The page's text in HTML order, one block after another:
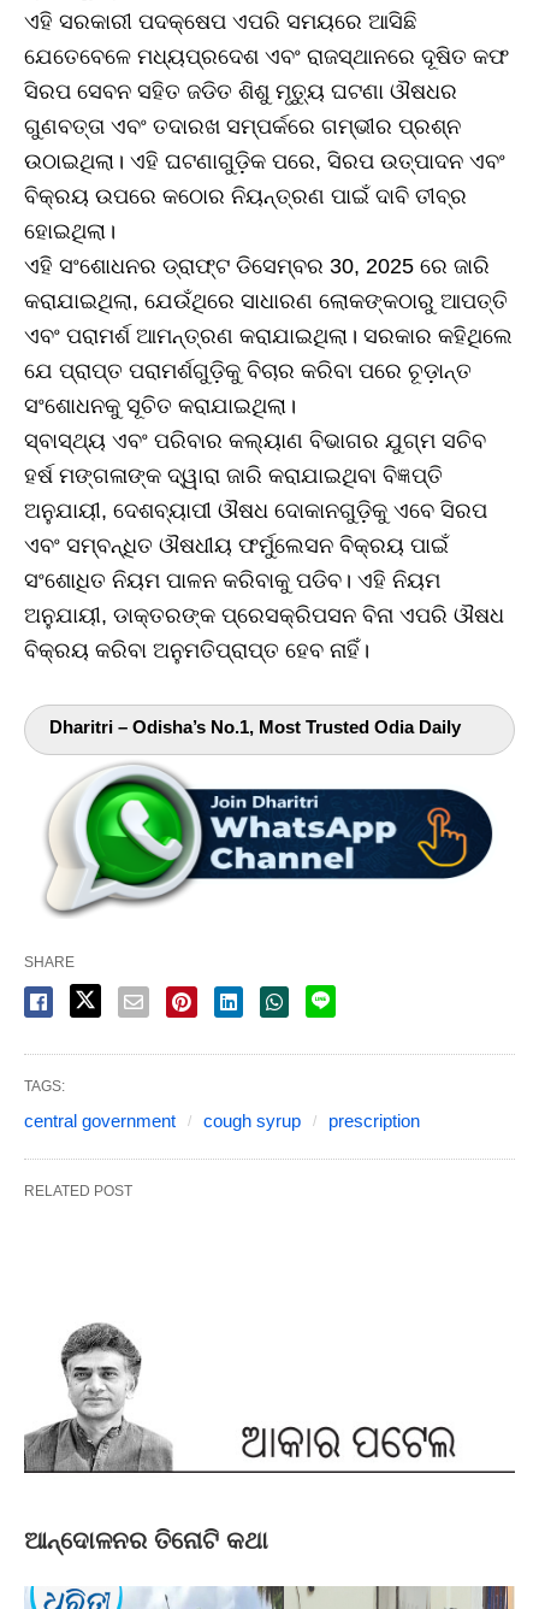
ଏହି ସରକାରୀ ପଦକ୍ଷେପ ଏପରି ସମୟରେ ଆସିଛି
ଯେତେବେଳେ ମଧ୍ୟପ୍ରଦେଶ ଏବଂ ରାଜସ୍ଥାନରେ ଦୂଷିତ କଫ
ସିରପ ସେବନ ସହିତ ଜଡିତ ଶିଶୁ ମୃତ୍ୟୁ ଘଟଣା ଔଷଧର
ଗୁଣବତ୍ତା ଏବଂ ତଦାରଖ ସମ୍ପର୍କରେ ଗମ୍ଭୀର ପ୍ରଶ୍ନ
ଉଠାଇଥିଲା। ଏହି ଘଟଣାଗୁଡ଼ିକ ପରେ, ସିରପ ଉତ୍ପାଦନ ଏବଂ
ବିକ୍ରୟ ଉପରେ କଠୋର ନିୟନ୍ତ୍ରଣ ପାଇଁ ଦାବି ତୀବ୍ର
ହୋଇଥିଲା।
ଏହି ସଂଶୋଧନର ଡ୍ରାଫ୍ଟ ଡିସେମ୍ବର 30, 2025 ରେ ଜାରି
କରାଯାଇଥିଲା, ଯେଉଁଥିରେ ସାଧାରଣ ଲୋକଙ୍କଠାରୁ ଆପତ୍ତି
ଏବଂ ପରାମର୍ଶ ଆମନ୍ତ୍ରଣ କରାଯାଇଥିଲା। ସରକାର କହିଥିଲେ
ଯେ ପ୍ରାପ୍ତ ପରାମର୍ଶଗୁଡ଼ିକୁ ବିଚାର କରିବା ପରେ ଚୂଡ଼ାନ୍ତ
ସଂଶୋଧନକୁ ସୂଚିତ କରାଯାଇଥିଲା।
ସ୍ବାସ୍ଥ୍ୟ ଏବଂ ପରିବାର କଲ୍ୟାଣ ବିଭାଗର ଯୁଗ୍ମ ସଚିବ
ହର୍ଷ ମଙ୍ଗଳାଙ୍କ ଦ୍ୱାରା ଜାରି କରାଯାଇଥିବା ବିଜ୍ଞପ୍ତି
ଅନୁଯାୟୀ, ଦେଶବ୍ୟାପୀ ଔଷଧ ଦୋକାନଗୁଡ଼ିକୁ ଏବେ ସିରପ
ଏବଂ ସମ୍ବନ୍ଧିତ ଔଷଧୀୟ ଫର୍ମୁଲେସନ ବିକ୍ରୟ ପାଇଁ
ସଂଶୋଧିତ ନିୟମ ପାଳନ କରିବାକୁ ପଡିବ। ଏହି ନିୟମ
ଅନୁଯାୟୀ, ଡାକ୍ତରଙ୍କ ପ୍ରେସକ୍ରିପସନ ବିନା ଏପରି ଔଷଧ
ବିକ୍ରୟ କରିବା ଅନୁମତିପ୍ରାପ୍ତ ହେବ ନାହିଁ।
Dharitri – Odisha’s No.1, Most Trusted Odia Daily
SHARE
TAGS:
central government cough syrup prescription
RELATED POST
ଆନ୍ଦୋଳନର ତିନୋଟି କଥା